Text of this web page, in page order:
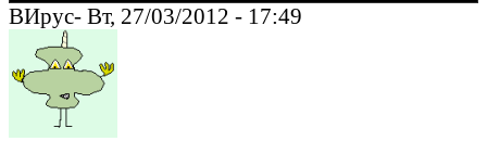
ВИрус- Вт, 27/03/2012 - 17:49